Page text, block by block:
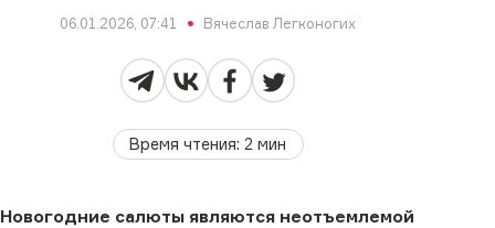
06.01.2026, 07:41 Вячеслав Легконогих
Время чтения:2 мин
Новогодние салюты являются неотъемлемой